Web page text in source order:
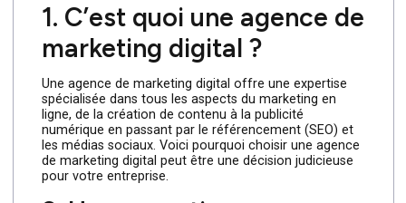
1. C’est quoi une agence de
marketing digital ?
Une agence de marketing digital offre une expertise
spécialisée dans tous les aspects du marketing en